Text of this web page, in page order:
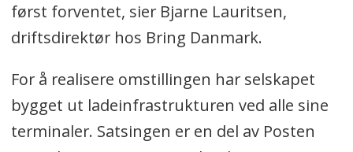
først forventet, sier Bjarne Lauritsen,
driftsdirektør hos Bring Danmark.
For å realisere omstillingen har selskapet
bygget ut ladeinfrastrukturen ved alle sine
terminaler. Satsingen er en del av Posten